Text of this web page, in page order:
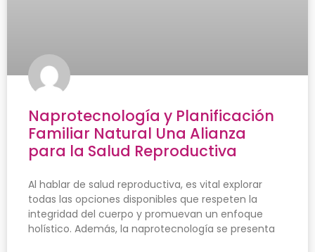
Naprotecnología y Planificación
Familiar Natural Una Alianza
para la Salud Reproductiva
Al hablar de salud reproductiva, es vital explorar
todas las opciones disponibles que respeten la
integridad del cuerpo y promuevan un enfoque
holístico. Además, la naprotecnología se presenta